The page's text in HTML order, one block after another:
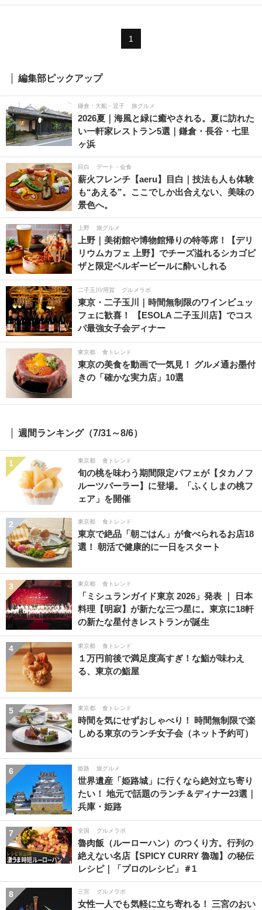
1
編集部ピックアップ
鎌倉・大船・逗子 旅グルメ
2026夏｜海風と緑に癒やされる。夏に訪れた
い一軒家レストラン5選｜鎌倉・長谷・七里
ヶ浜
目白 デート・会食
薪火フレンチ【aeru】目白｜技法も人も体験
も“あえる”。ここでしか出合えない、美味の
景色へ。
上野 旅グルメ
上野｜美術館や博物館帰りの特等席！【デリ
リウムカフェ 上野】でチーズ溢れるシカゴピ
ザと限定ベルギービールに酔いしれる
二子玉川/用賀 グルメラボ
東京・二子玉川｜時間無制限のワインビュッ
フェに歓喜！ 【ESOLA 二子玉川店】でコス
パ最強女子会ディナー
東京都 食トレンド
東京の美食を動画で一気見！ グルメ通お墨付
きの「確かな実力店」10選
週間ランキング（7/31～8/6）
1 東京都 食トレンド
旬の桃を味わう期間限定パフェが【タカノフ
ルーツパーラー】に登場。「ふくしまの桃フ
ェア」を開催
2 東京都 食トレンド
東京で絶品「朝ごはん」が食べられるお店18
選！ 朝活で健康的に一日をスタート
3 東京都 食トレンド
「ミシュランガイド東京 2026」発表 ｜ 日本
料理【明寂】が新たな三つ星に。東京に18軒
の新たな星付きレストランが誕生
4 東京都 食トレンド
１万円前後で満足度高すぎ！な鮨が味わえ
る、東京の鮨屋
5 東京都 食トレンド
時間を気にせずおしゃべり！ 時間無制限で楽
しめる東京のランチ女子会（ネット予約可）
6 姫路 旅グルメ
世界遺産「姫路城」に行くなら絶対立ち寄り
たい！ 地元で話題のランチ＆ディナー23選｜
兵庫・姫路
7 全国 グルメラボ
魯肉飯（ルーローハン）のつくり方。行列の
絶えない名店【SPICY CURRY 魯珈】の秘伝
レシピ｜「プロのレシピ」＃1
8 三宮 グルメラボ
女性一人でも気軽に立ち寄れる！ 三宮のおい